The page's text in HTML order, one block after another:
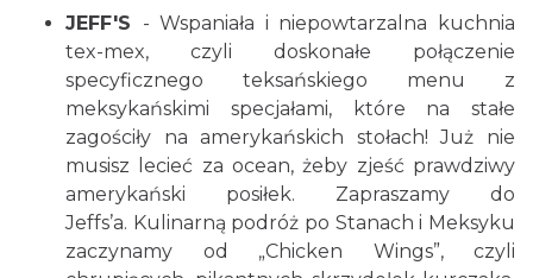
JEFF'S - Wspaniała i niepowtarzalna kuchnia
tex-mex, czyli doskonałe połączenie
specyficznego teksańskiego menu z
meksykańskimi specjałami, które na stałe
zagościły na amerykańskich stołach! Już nie
musisz lecieć za ocean, żeby zjeść prawdziwy
amerykański posiłek. Zapraszamy do
Jeffs’a. Kulinarną podróż po Stanach i Meksyku
zaczynamy od „Chicken Wings”, czyli